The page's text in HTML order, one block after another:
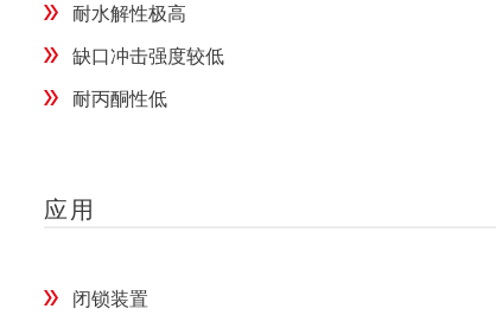
耐水解性极高
缺口冲击强度较低
耐丙酮性低
应用
闭锁装置